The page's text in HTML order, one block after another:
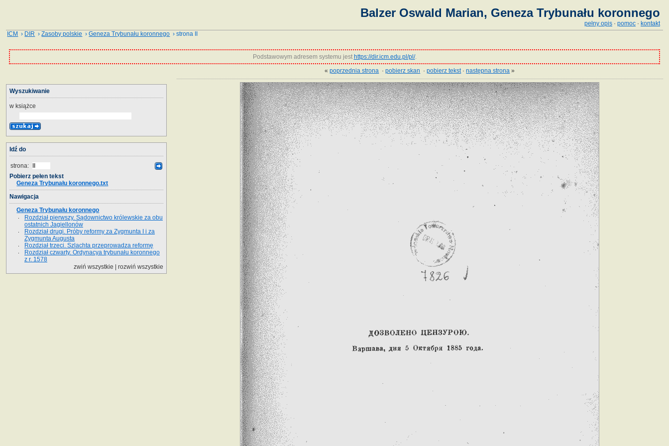
Balzer Oswald Marian, Geneza Trybunału koronnego
pełny opis · pomoc · kontakt
ICM › DIR ›Zasoby polskie ›Geneza Trybunału koronnego › strona II
Podstawowym adresem systemu jest https://dir.icm.edu.pl/pl/.
«poprzednia strona ·pobierz skan ·pobierz tekst·następna strona »
Wyszukiwanie
w książce
Idź do
strona:
Pobierz pełen tekst
Geneza Trybunału koronnego.txt
Nawigacja
Geneza Trybunału koronnego
Rozdział pierwszy. Sądownictwo królewskie za obu
ostatnich Jagiellonów
Rozdział drugi. Próby reformy za Zygmunta I i za
Zygmunta Augusta
Rozdział trzeci. Szlachta przeprowadza reformę
Rozdział czwarty. Ordynacya trybunału koronnego
z r. 1578
zwiń wszystkie |rozwiń wszystkie